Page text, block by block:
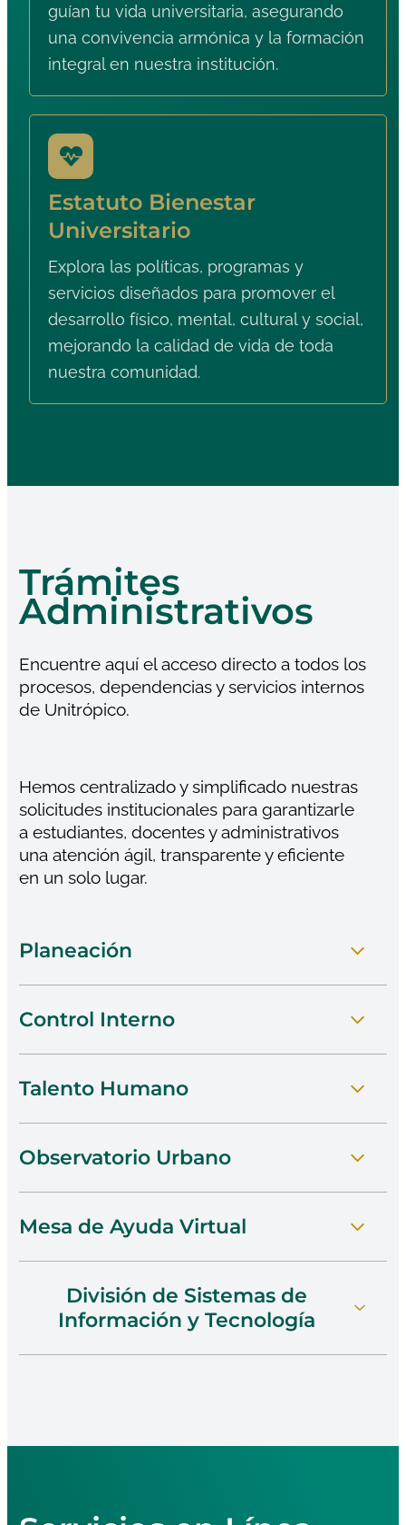
guían tu vida universitaria, asegurando
una convivencia armónica y la formación
integral en nuestra institución.
Estatuto Bienestar
Universitario
Explora las políticas, programas y
servicios diseñados para promover el
desarrollo físico, mental, cultural y social,
mejorando la calidad de vida de toda
nuestra comunidad.
Trámites
Administrativos
Encuentre aquí el acceso directo a todos los
procesos, dependencias y servicios internos
de Unitrópico.
Hemos centralizado y simplificado nuestras
solicitudes institucionales para garantizarle
a estudiantes, docentes y administrativos
una atención ágil, transparente y eficiente
en un solo lugar.
Planeación
Ir A Planitone
Control Interno
Conocer Control Interno
Talento Humano
Visitar Talento Humano
Observatorio Urbano
Acceder Al Observatorio
Mesa de Ayuda Virtual
Ver La Mesa De Ayuda
División de Sistemas de
Información y Tecnología